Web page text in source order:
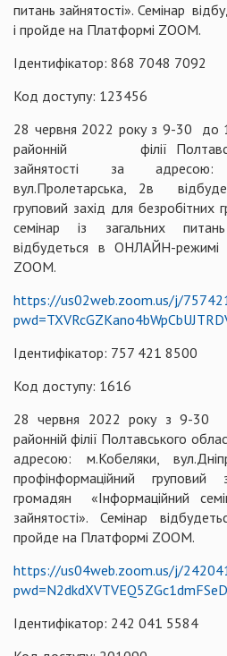
питань зайнятості». Семінар
і пройде на Платформі ZOOM.
Ідентифікатор: 868 7048 7092
Код доступу: 123456
28 червня 2022 року з 9-30 до
районній філії
зайнятості за
вул.Пролетарська, 2в
груповий захід для безробітних
семінар із загальних
відбудеться в ОНЛАЙН-
ZOOM.
https://us02web.zoom.us/j/
Ідентифікатор: 757 421 8500
Код доступу: 1616
28 червня 2022 року з 9-30
районній філії Полтавського
адресою: м.Кобеляки,
профінформаційний
громадян «Інформаційний
зайнятості». Семінар
пройде на Платформі ZOOM.
https://us04web.zoom.us/j/
Ідентифікатор: 242 041 5584